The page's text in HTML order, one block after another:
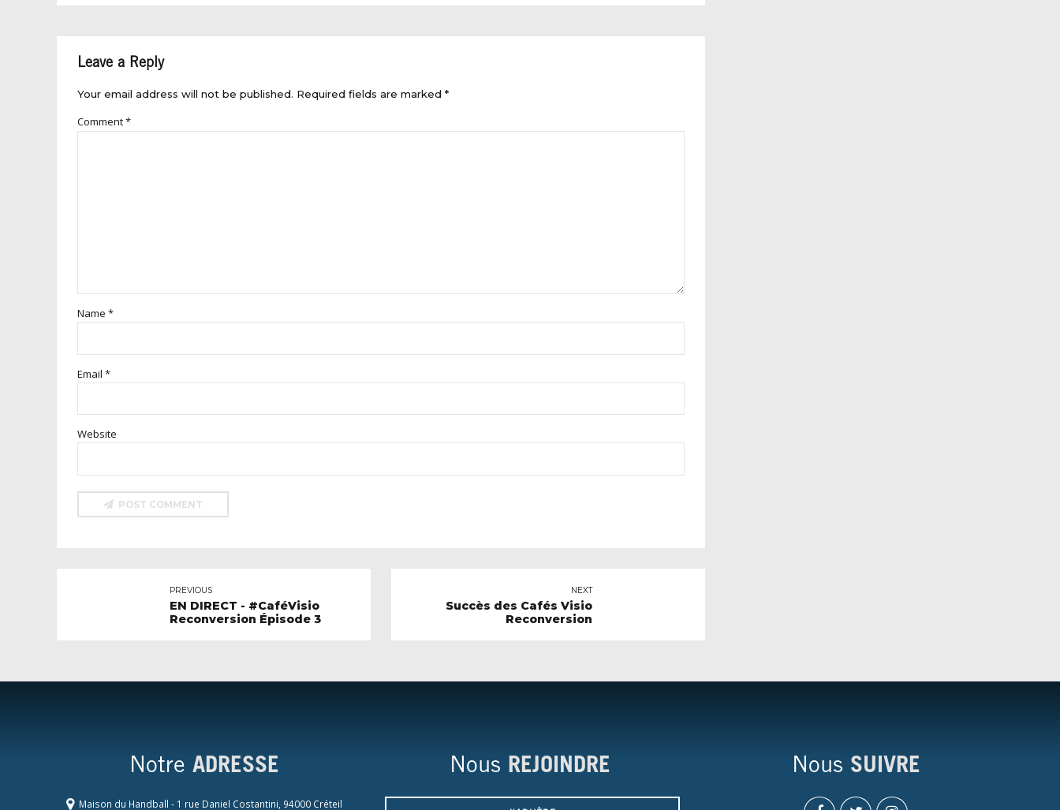
Leave a Reply
Your email address will not be published. Required fields are marked *
Comment*
Name *
Email *
Website
POST COMMENT
PREVIOUS
EN DIRECT - #CaféVisio
Reconversion Épisode 3
NEXT
Succès des Cafés Visio
Reconversion
Notre ADRESSE
Maison du Handball - 1 rue Daniel Costantini, 94000 Créteil
Nous REJOINDRE Nous SUIVRE